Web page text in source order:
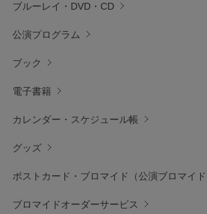
ブルーレイ・DVD・CD
公演プログラム
ブック
電子書籍
カレンダー・スケジュール帳
グッズ
ポストカード・ブロマイド（公演ブロマイド
ブロマイドオーダーサービス